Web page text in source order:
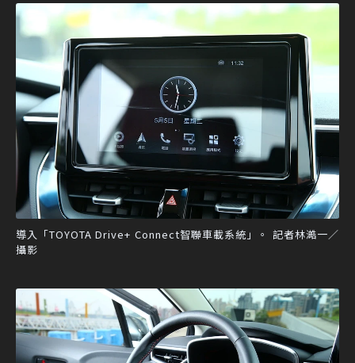
導入「TOYOTA Drive+ Connect智聯車載系統」。 記者林澔一／
攝影